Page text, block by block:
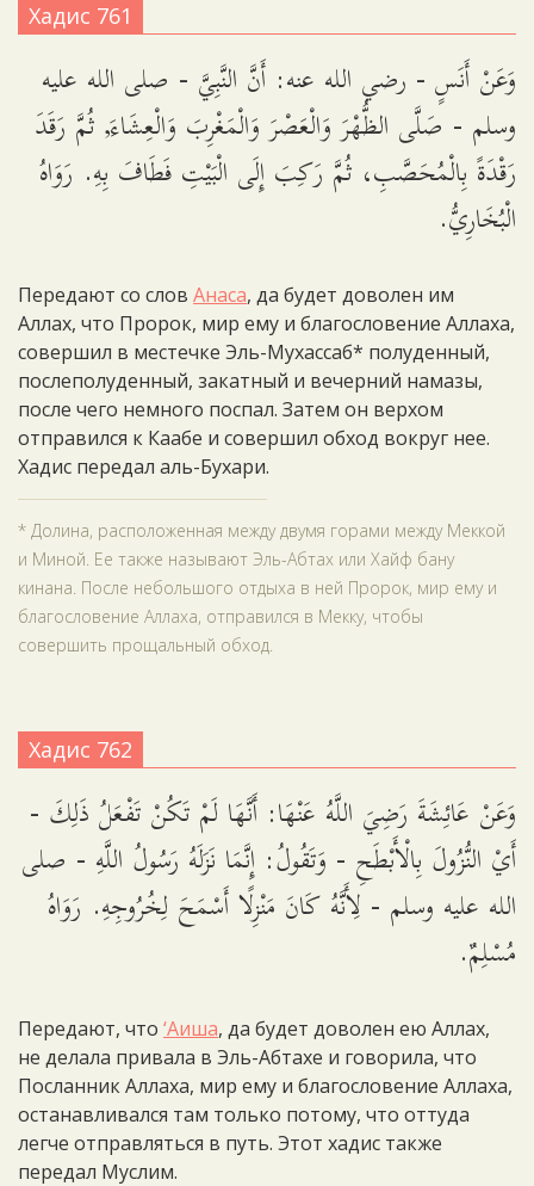
Хадис 761
وَعَنْ أَنَسٍ - رضي الله عنه: أَنَّ النَّبِيَّ - صلى الله عليه
وسلم - صَلَّى الظُّهْرَ وَالْعَصْرَ وَالْمَغْرِبَ وَالْعِشَاءَ, ثُمَّ رَقَدَ
رَقْدَةً بِالْمُحَصَّبِ، ثُمَّ رَكِبَ إِلَى الْبَيْتِ فَطَافَ بِهِ. رَوَاهُ
الْبُخَارِيُّ.
Передают со слов Анаса, да будет доволен им
Аллах, что Пророк, мир ему и благословение Аллаха,
совершил в местечке Эль-Мухассаб* полуденный,
послеполуденный, закатный и вечерний намазы,
после чего немного поспал. Затем он верхом
отправился к Каабе и совершил обход вокруг нее.
Хадис передал аль-Бухари.
* Долина, расположенная между двумя горами между Меккой
и Миной. Ее также называют Эль-Абтах или Хайф бану
кинана. После небольшого отдыха в ней Пророк, мир ему и
благословение Аллаха, отправился в Мекку, чтобы
совершить прощальный обход.
Хадис 762
وَعَنْ عَائِشَةَ رَضِيَ اللَّهُ عَنْهَا: أَنَّهَا لَمْ تَكُنْ تَفْعَلُ ذَلِكَ -
أَيْ النُّزُولَ بِالْأَبْطَحِ - وَتَقُولُ: إِنَّمَا نَزَلَهُ رَسُولُ اللَّهِ - صلى
الله عليه وسلم - لِأَنَّهُ كَانَ مَنْزِلًا أَسْمَحَ لِخُرُوجِهِ. رَوَاهُ
مُسْلِمٌ.
Передают, что ‘Аиша, да будет доволен ею Аллах,
не делала привала в Эль-Абтахе и говорила, что
Посланник Аллаха, мир ему и благословение Аллаха,
останавливался там только потому, что оттуда
легче отправляться в путь. Этот хадис также
передал Муслим.